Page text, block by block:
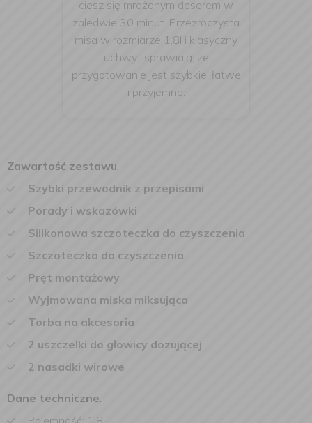
ciesz się mrożonym deserem w
zaledwie 30 minut. Przezroczysta
misa w rozmiarze 1,8l i klasyczny
uchwyt sprawiają, że
przygotowanie jest szybkie, łatwe
i przyjemne.
Zawartość zestawu:
Szybki przewodnik z przepisami
Porady i wskazówki
Silikonowa szczoteczka do czyszczenia
Szczoteczka do czyszczenia
Pręt montażowy
Wyjmowana miska miksująca
Torba na akcesoria
2 uszczelki do głowicy dozującej
2 nasadki wirowe
Dane techniczne:
Pojemność: 1,8 l